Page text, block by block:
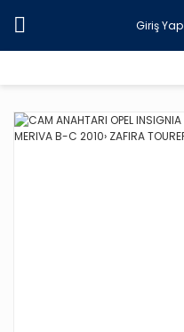
Giriş Yap